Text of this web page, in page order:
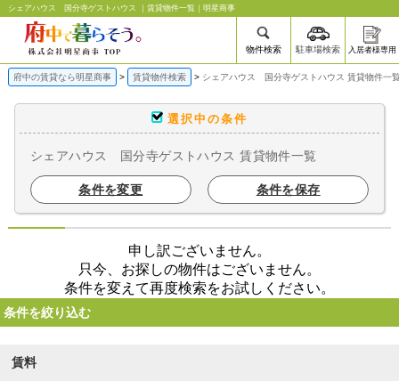
シェアハウス 国分寺ゲストハウス ｜賃貸物件一覧｜明星商事
物件検索 駐車場検索 入居者様専用
府中の賃貸なら明星商事 賃貸物件検索 シェアハウス 国分寺ゲストハウス 賃貸物件一
選択中の条件
シェアハウス 国分寺ゲストハウス 賃貸物件一覧
条件を変更 条件を保存
申し訳ございません。
只今、お探しの物件はございません。
条件を変えて再度検索をお試しください。
条件を絞り込む
賃料